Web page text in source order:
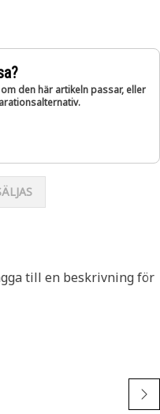
den här artikeln passar, eller
till en beskrivning för